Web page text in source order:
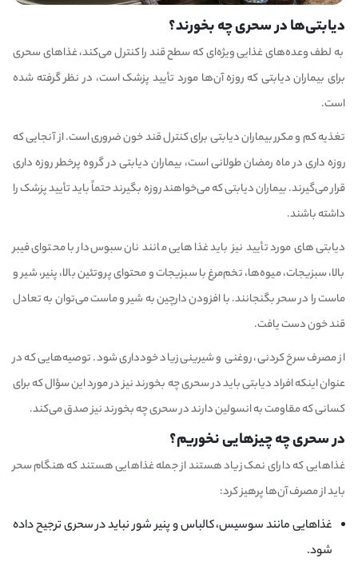
دیابتی‌ها در سحری چه بخورند؟
به لطف وعده‌های غذایی ویژه‌ای که سطح قند را کنترل می‌کند، غذا‌های سحری
برای بیماران دیابتی که روزه آن‌ها مورد تأیید پزشک است، در نظر گرفته شده
است.
تغذیه کم و مکرر بیماران دیابتی برای کنترل قند خون ضروری است. از آنجایی که
روزه داری در ماه رمضان طولانی است، بیماران دیابتی در گروه پرخطر روزه داری
قرار می‌گیرند. بیماران دیابتی که می‌خواهند روزه بگیرند حتماً باید تأیید پزشک را
داشته باشند.
دیابتی‌های مورد تأیید نیز باید غذا‌هایی مانند نان سبوس‌دار با محتوای فیبر
بالا، سبزیجات، میوه‌ها، تخم‌مرغ با سبزیجات و محتوای پروتئین بالا، پنیر، شیر و
ماست را در سحر بگنجانند. با افزودن دارچین به شیر و ماست می‌توان به تعادل
قند خون دست یافت.
از مصرف سرخ کردنی، روغنی و شیرینی زیاد خودداری شود. توصیه‌هایی که در
عنوان اینکه افراد دیابتی باید در سحری چه بخورند نیز در مورد این سؤال که برای
کسانی که مقاومت به انسولین دارند در سحری چه بخورند نیز صدق می‌کند.
در سحری چه چیزهایی نخوریم؟
غذا‌هایی که دارای نمک زیاد هستند از جمله غذا‌هایی هستند که هنگام سحر
باید از مصرف آن‌ها پرهیز کرد:
غذا‌هایی مانند سوسیس، کالباس و پنیر شور نباید در سحری ترجیح داده
شود.